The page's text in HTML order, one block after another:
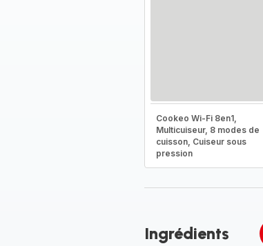
Cookeo Wi-Fi 8en1,
Multicuiseur, 8 modes de
cuisson, Cuiseur sous
pression
Ingrédients